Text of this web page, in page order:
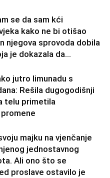
se da sam kći
kako ne bi otišao
njegova sprovoda dobila
je dokazala da...
jutro limunadu s
Rešila dugogodišnji
telu primetila
majku na vjenčanje
jednostavnog
Ali ono što se
proslave ostavilo je